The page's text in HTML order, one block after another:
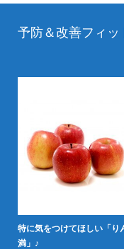
予防＆改善フィッ
特に気をつけてほしい「り
満」♪